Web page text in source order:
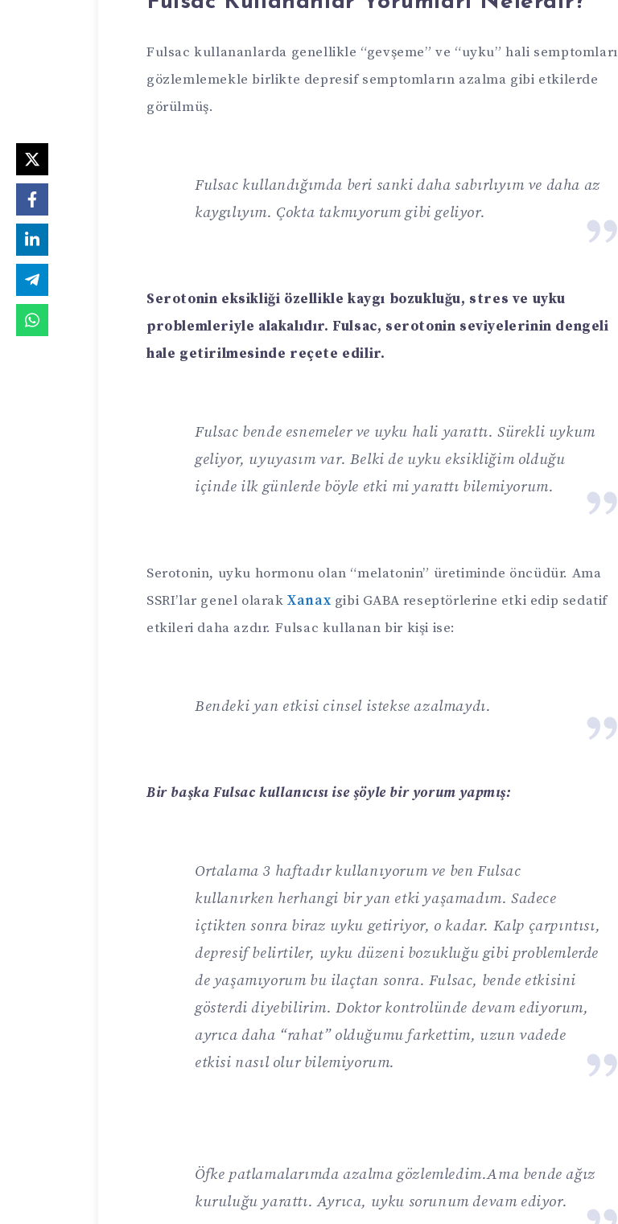
Fulsac kullananlarda genellikle “gevşeme” ve “uyku” hali semptomları
gözlemlemekle birlikte depresif semptomların azalma gibi etkilerde
görülmüş.
Fulsac kullandığımda beri sanki daha sabırlıyım ve daha az
kaygılıyım. Çokta takmıyorum gibi geliyor.
Serotonin eksikliği özellikle kaygı bozukluğu, stres ve uyku
problemleriyle alakalıdır. Fulsac, serotonin seviyelerinin dengeli
hale getirilmesinde reçete edilir.
Fulsac bende esnemeler ve uyku hali yarattı. Sürekli uykum
geliyor, uyuyasım var. Belki de uyku eksikliğim olduğu
içinde ilk günlerde böyle etki mi yarattı bilemiyorum.
Serotonin, uyku hormonu olan “melatonin” üretiminde öncüdür. Ama
SSRI’lar genel olarakXanax gibi GABA reseptörlerine etki edip sedatif
etkileri daha azdır. Fulsac kullanan bir kişi ise:
Bendeki yan etkisi cinsel istekse azalmaydı.
Bir başka Fulsac kullanıcısı ise şöyle bir yorum yapmış:
Ortalama 3 haftadır kullanıyorum ve ben Fulsac
kullanırken herhangi bir yan etki yaşamadım. Sadece
içtikten sonra biraz uyku getiriyor, o kadar. Kalp çarpıntısı,
depresif belirtiler, uyku düzeni bozukluğu gibi problemlerde
de yaşamıyorum bu ilaçtan sonra. Fulsac, bende etkisini
gösterdi diyebilirim. Doktor kontrolünde devam ediyorum,
ayrıca daha “rahat” olduğumu farkettim, uzun vadede
etkisi nasıl olur bilemiyorum.
Öfke patlamalarımda azalma gözlemledim.Ama bende ağız
kuruluğu yarattı. Ayrıca, uyku sorunum devam ediyor.